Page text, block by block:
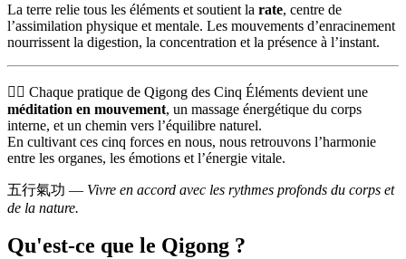
La terre relie tous les éléments et soutient la rate, centre de
l’assimilation physique et mentale. Les mouvements d’enracinement
nourrissent la digestion, la concentration et la présence à l’instant.
🧘‍♀️ Chaque pratique de Qigong des Cinq Éléments devient une
méditation en mouvement, un massage énergétique du corps
interne, et un chemin vers l’équilibre naturel.
En cultivant ces cinq forces en nous, nous retrouvons l’harmonie
entre les organes, les émotions et l’énergie vitale.
五行氣功 — Vivre en accord avec les rythmes profonds du corps et
de la nature.
Qu'est-ce que le Qigong ?